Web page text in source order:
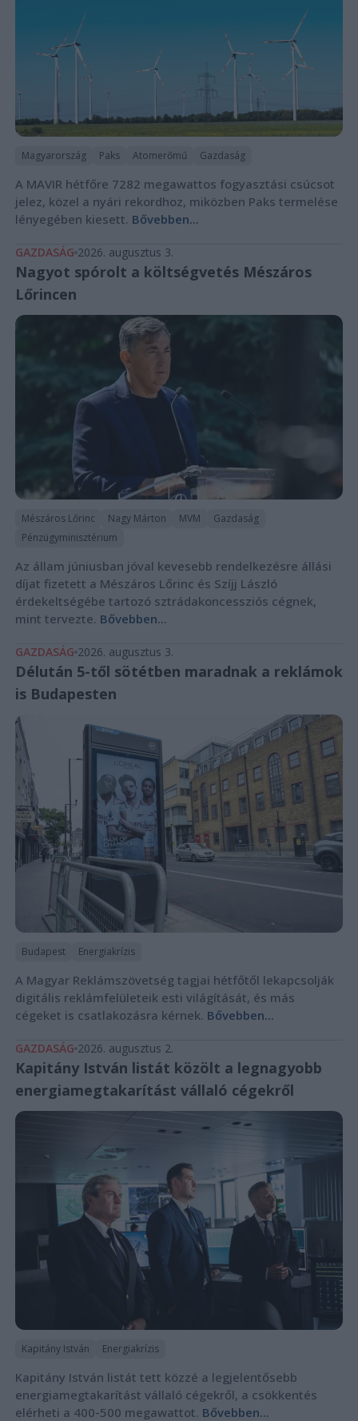
Magyarország Paks Atomerőmű Gazdaság
A MAVIR hétfőre 7282 megawattos fogyasztási csúcsot
jelez, közel a nyári rekordhoz, miközben Paks termelése
lényegében kiesett. Bővebben...
GAZDASÁG 2026. augusztus 3.
Nagyot spórolt a költségvetés Mészáros
Lőrincen
Mészáros Lőrinc Nagy Márton MVM
Gazdaság
Pénzügyminisztérium
Az állam júniusban jóval kevesebb rendelkezésre állási
díjat fizetett a Mészáros Lőrinc és Szíjj László
érdekeltségébe tartozó sztrádakoncessziós cégnek,
mint tervezte. Bővebben...
GAZDASÁG 2026. augusztus 3.
Délután 5-től sötétben maradnak a reklámok
is Budapesten
Budapest Energiakrízis
A Magyar Reklámszövetség tagjai hétfőtől lekapcsolják
digitális reklámfelületeik esti világítását, és más
cégeket is csatlakozásra kérnek. Bővebben...
GAZDASÁG 2026. augusztus 2.
Kapitány István listát közölt a legnagyobb
energiamegtakarítást vállaló cégekről
Kapitány István Energiakrízis
Kapitány István listát tett közzé a legjelentősebb
energiamegtakarítást vállaló cégekről, a csökkentés
elérheti a 400-500 megawattot. Bővebben...